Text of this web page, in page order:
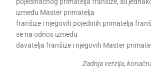
između Master primatelja
franšize i njegovih pojedinih primatelja
se na odnos između
davatelja franšize i njegovih Master
Zadnja verzija,